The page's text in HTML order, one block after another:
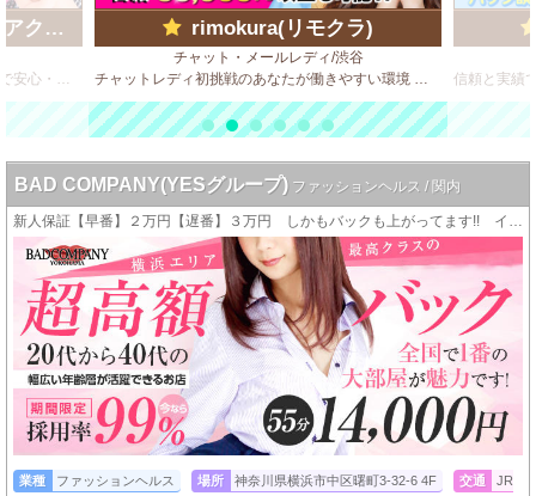
ープ)
ビデオBOX風 店舗型のソフトサービス店で安心・安全・高収入♪
rimokura(リモクラ)
チャット・メールレディ/渋谷
チャットレディ初挑戦のあなたが働きやすい環境 【在宅OK♪】自分のスマホで、いつでもどこからでもログインして仕事ができます！
BAD COMPANY(YESグループ) ファッションヘルス / 関内
新人保証【早番】２万円【遅番】３万円 しかもバックも上がってます!! イイことづくしのバッドカンパニー!!! 稼ぎましょう!!!
業種 ファッションヘルス 場所 神奈川県横浜市中区曙町3-32-6 4F 交通
JR